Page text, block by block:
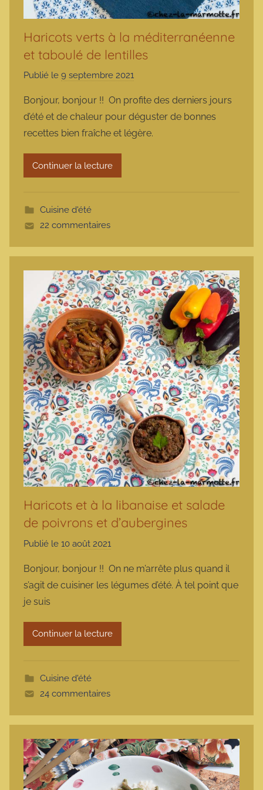
Haricots verts à la méditerranéenne
et taboulé de lentilles
Publié le 9 septembre 2021
r
m
a
Bonjour, bonjour !! On profite des derniers jours
d’été et de chaleur pour déguster de bonnes
recettes bien fraîche et légère.
Continuer la lecture
Cuisine d'été
22 commentaires
Haricots et à la libanaise et salade
de poivrons et d’aubergines
Publié le 10 août 2021
r
m
r
m
Bonjour, bonjour !! On ne m’arrête plus quand il
s’agit de cuisiner les légumes d’été. À tel point que
je suis
Continuer la lecture
Cuisine d'été
24 commentaires